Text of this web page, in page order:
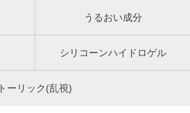
うるおい成分
シリコーンハイドロゲル
トーリック(乱視)